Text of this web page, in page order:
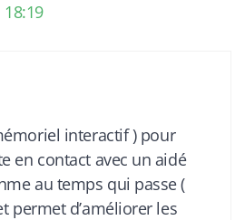
interactif ) pour
en contact avec un aidé
au temps qui passe (
permet d’améliorer les